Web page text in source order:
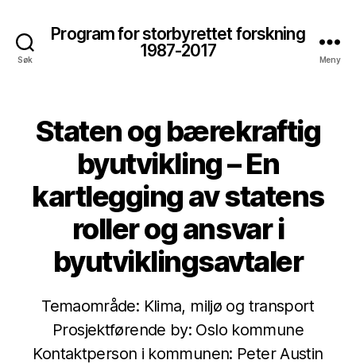
Søk
Program for storbyrettet forskning
1987-2017
Meny
Staten og bærekraftig
byutvikling – En
kartlegging av statens
roller og ansvar i
byutviklingsavtaler
Temaområde: Klima, miljø og transport
Prosjektførende by: Oslo kommune
Kontaktperson i kommunen: Peter Austin